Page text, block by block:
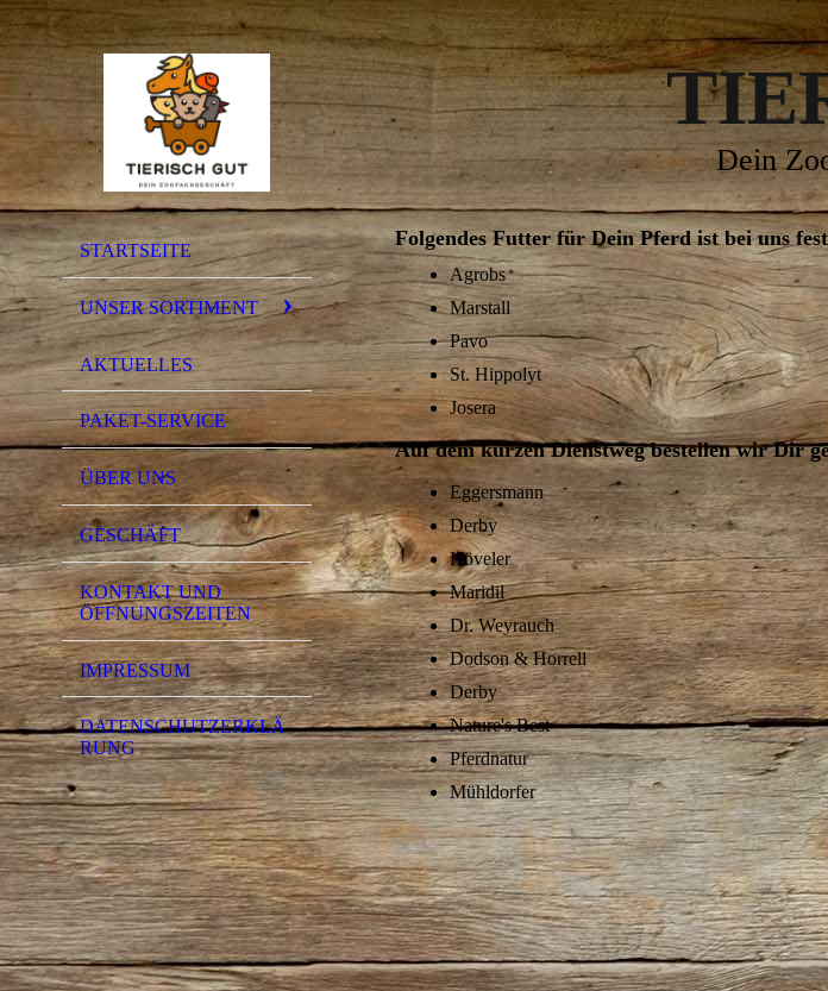
STARTSEITE
UNSER SORTIMENT
AKTUELLES
PAKET-SERVICE
ÜBER UNS
GESCHÄFT
KONTAKT UND
ÖFFNUNGSZEITEN
IMPRESSUM
DATENSCHUTZERKLÄ
RUNG
Dein
Folgendes Futter für Dein Pferd ist bei uns
Agrobs
Marstall
Pavo
St. Hippolyt
Josera
Auf dem kurzen Dienstweg bestellen wir Dir
Eggersmann
Derby
Höveler
Maridil
Dr. Weyrauch
Dodson & Horrell
Derby
Nature's Best
Pferdnatur
Mühldorfer